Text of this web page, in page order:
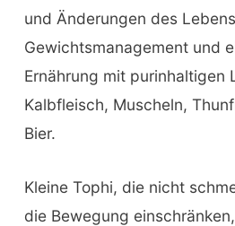
und Änderungen des
Gewichtsmanagement und
Ernährung mit purinhaltigen
Kalbfleisch, Muscheln,
Bier.
Kleine Tophi, die nicht
die Bewegung